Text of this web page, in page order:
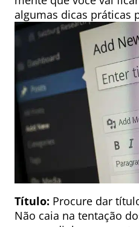
algumas dicas práticas
Título: Procure dar
Não caia na tentação